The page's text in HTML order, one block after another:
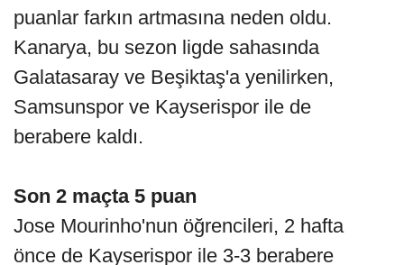
puanlar farkın artmasına neden oldu.
Kanarya, bu sezon ligde sahasında
Galatasaray ve Beşiktaş'a yenilirken,
Samsunspor ve Kayserispor ile de
berabere kaldı.
Son 2 maçta 5 puan
Jose Mourinho'nun öğrencileri, 2 hafta
önce de Kayserispor ile 3-3 berabere